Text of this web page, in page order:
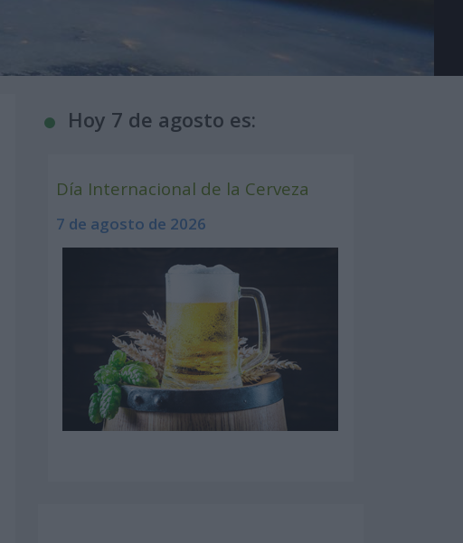
Hoy 7 de agosto es:
Día Internacional de la Cerveza
7 de agosto de 2026